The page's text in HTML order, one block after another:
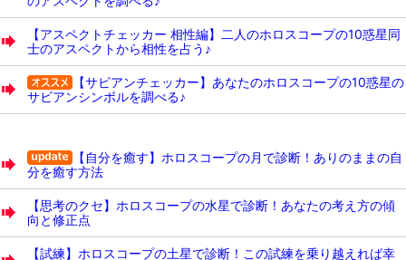
【アスペクトチェッカー 相性編】二人のホロスコープの10惑星同
士のアスペクトから相性を占う♪
【サビアンチェッカー】あなたのホロスコープの10惑星の
サビアンシンボルを調べる♪
【自分を癒す】ホロスコープの月で診断！ありのままの自
分を癒す方法
【思考のクセ】ホロスコープの水星で診断！あなたの考え方の傾
向と修正点
【試練】ホロスコープの土星で診断！この試練を乗り越えれば幸